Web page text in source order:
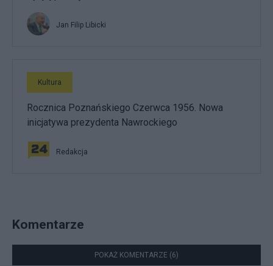
Jan Filip Libicki
Kultura
Rocznica Poznańskiego Czerwca 1956. Nowa
inicjatywa prezydenta Nawrockiego
Redakcja
Komentarze
POKAŻ KOMENTARZE (6)